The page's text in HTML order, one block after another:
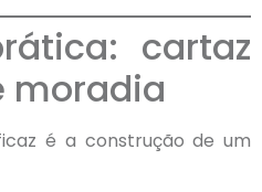
cartaz
moradia
é a construção de um